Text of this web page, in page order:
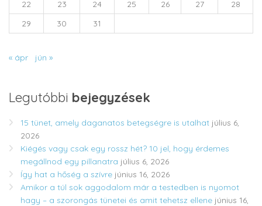
22
23 24 25 26 27
28
29
30 31
« ápr jún »
Legutóbbi bejegyzések
15 tünet, amely daganatos betegségre is utalhat július 6,
2026
Kiégés vagy csak egy rossz hét? 10 jel, hogy érdemes
megállnod egy pillanatra július 6, 2026
Így hat a hőség a szívre június 16, 2026
Amikor a túl sok aggodalom már a testedben is nyomot
hagy – a szorongás tünetei és amit tehetsz ellene június 16,